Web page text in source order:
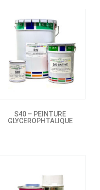
S40 – PEINTURE
GLYCEROPHTALIQUE